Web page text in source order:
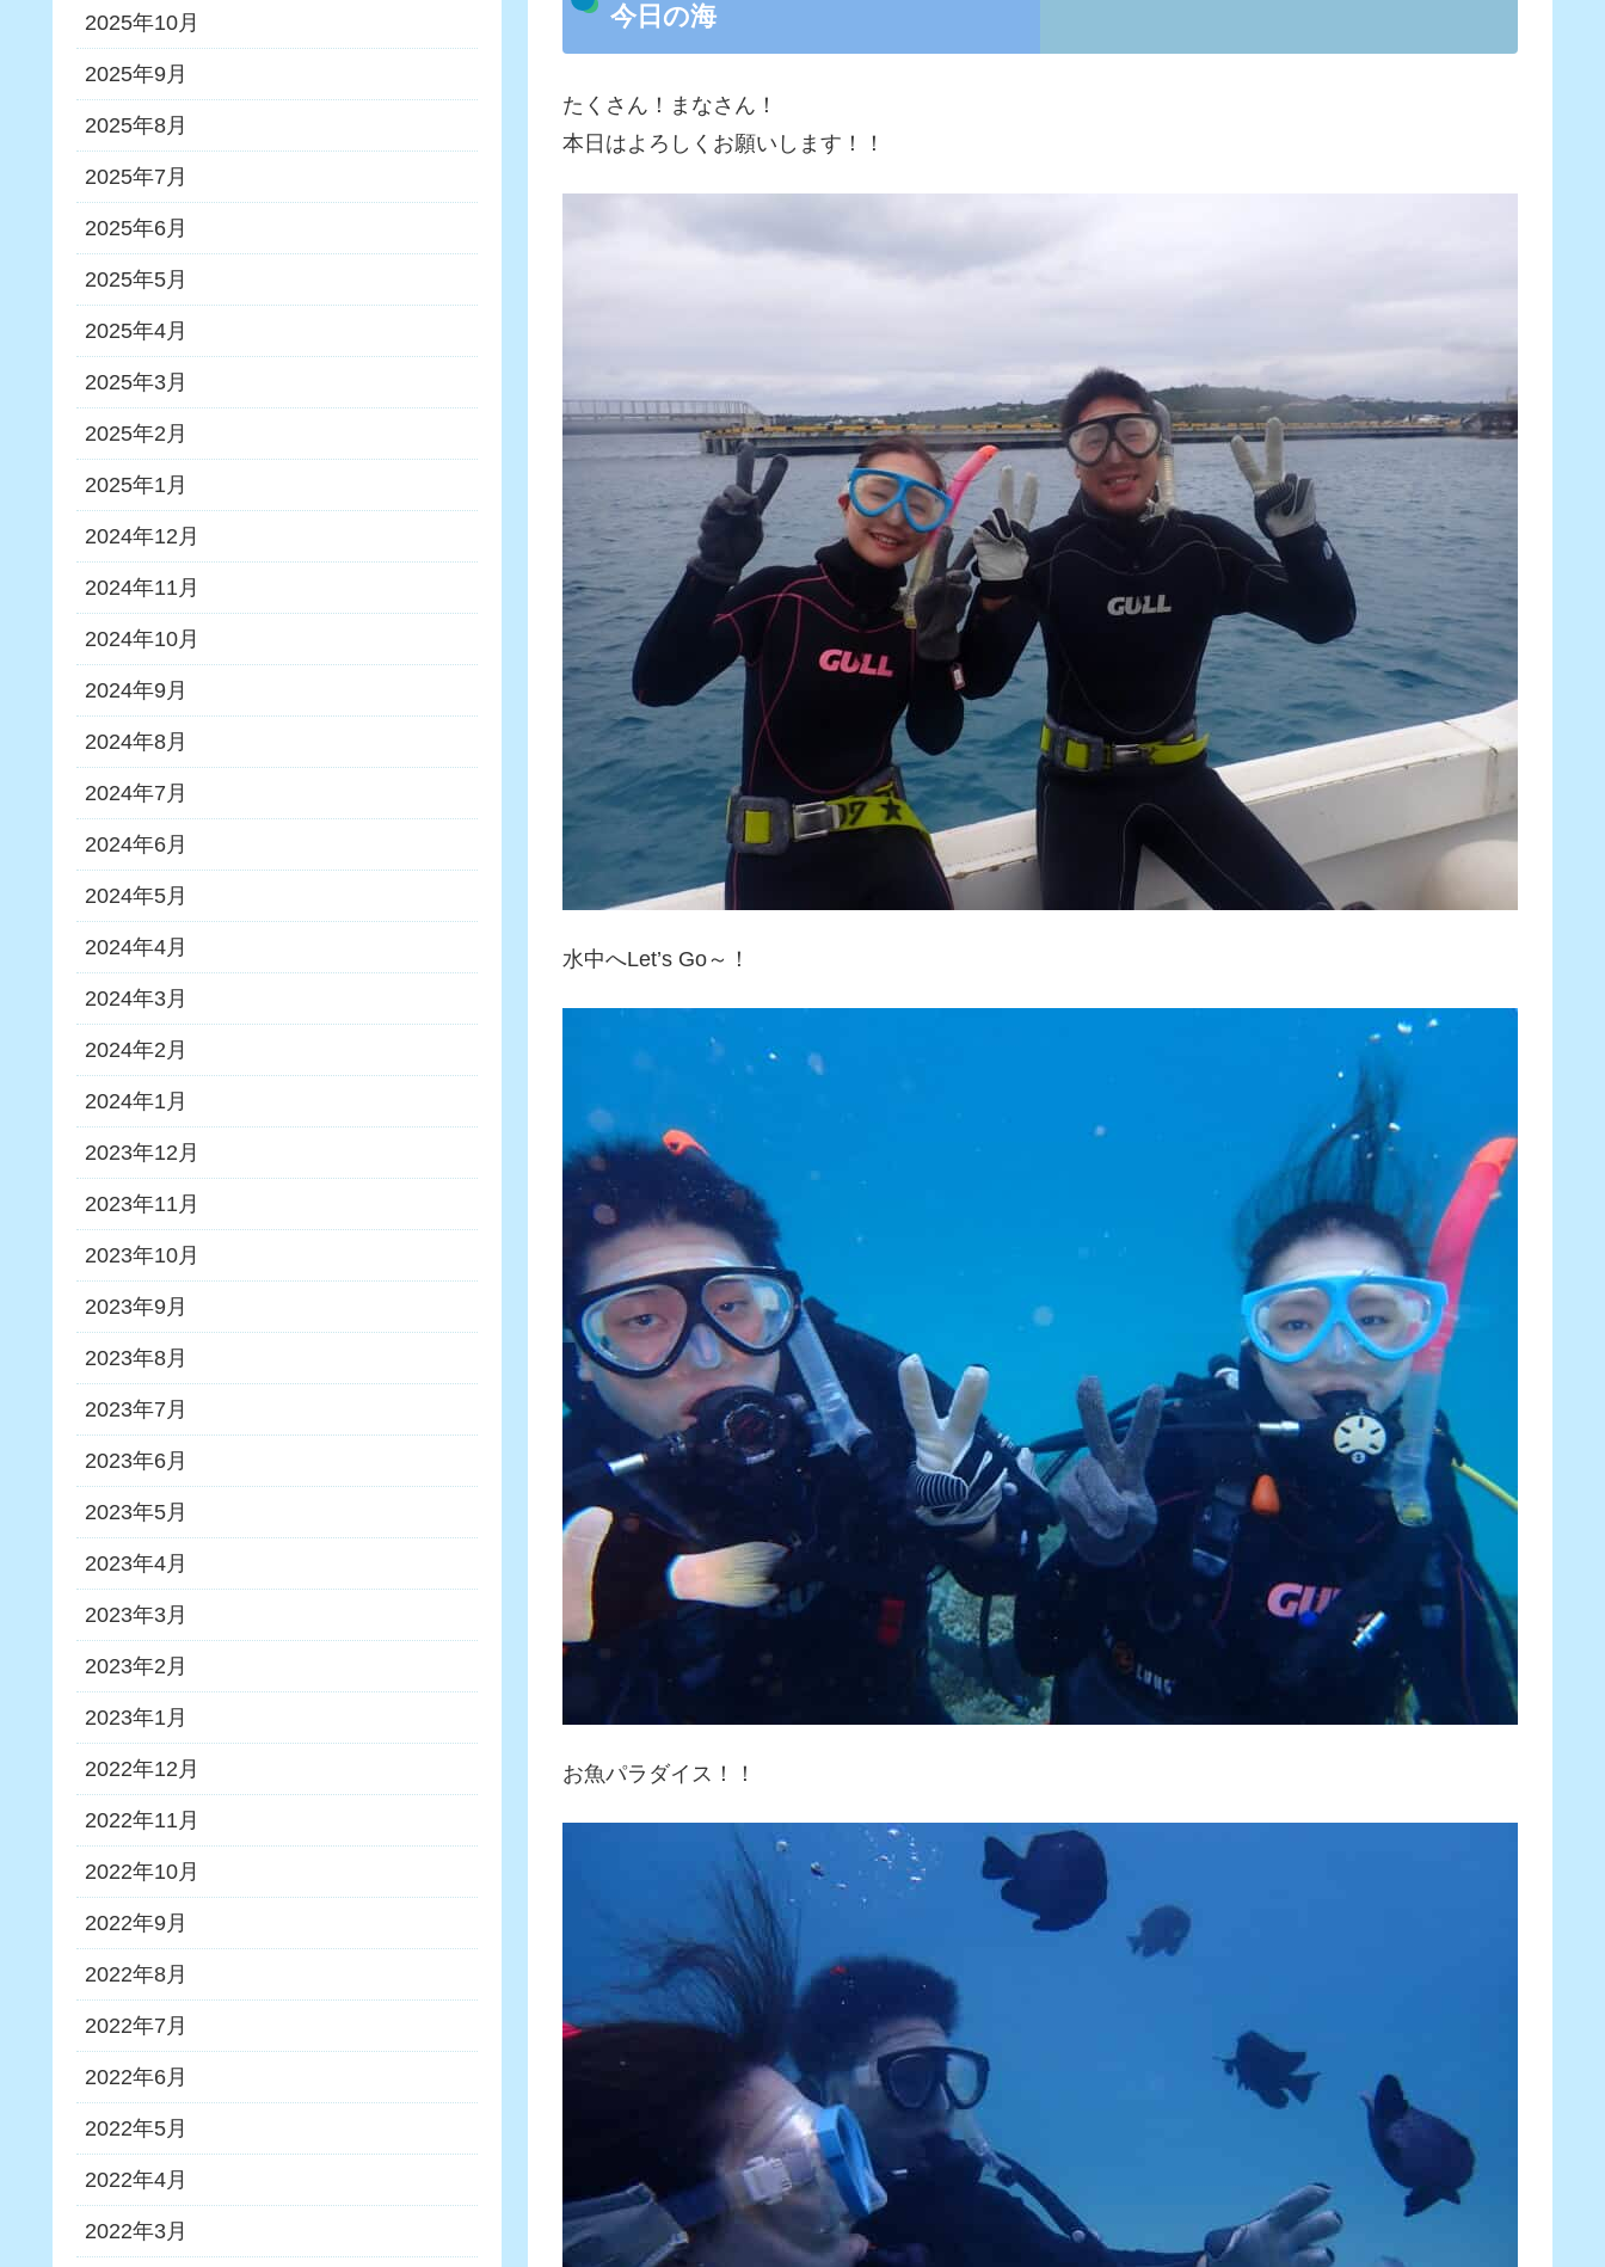
今日の海
たくさん！まなさん！
本日はよろしくお願いします！！
水中へLet’s Go～！
お魚パラダイス！！
2025年10月
2025年9月
2025年8月
2025年7月
2025年6月
2025年5月
2025年4月
2025年3月
2025年2月
2025年1月
2024年12月
2024年11月
2024年10月
2024年9月
2024年8月
2024年7月
2024年6月
2024年5月
2024年4月
2024年3月
2024年2月
2024年1月
2023年12月
2023年11月
2023年10月
2023年9月
2023年8月
2023年7月
2023年6月
2023年5月
2023年4月
2023年3月
2023年2月
2023年1月
2022年12月
2022年11月
2022年10月
2022年9月
2022年8月
2022年7月
2022年6月
2022年5月
2022年4月
2022年3月